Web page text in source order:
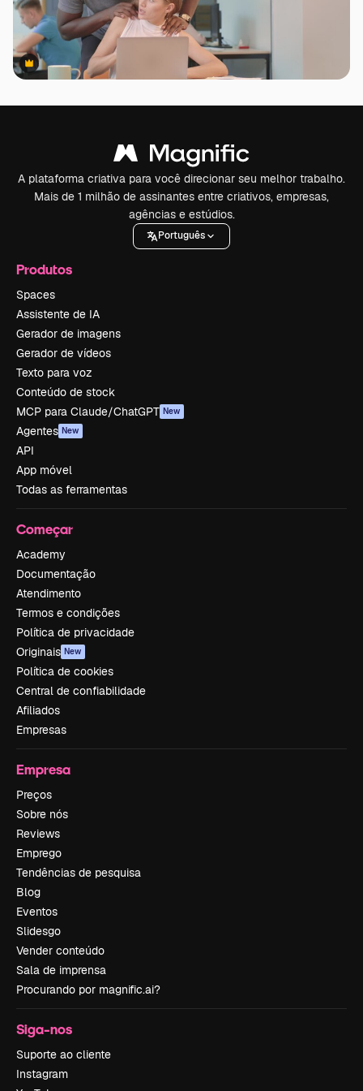
Premium
Premium
A plataforma criativa para você direcionar seu melhor trabalho.
Mais de 1 milhão de assinantes entre criativos, empresas,
agências e estúdios.
Português
Produtos
Spaces
Assistente de IA
Gerador de imagens
Gerador de vídeos
Texto para voz
Conteúdo de stock
MCP para Claude/ChatGPT New
Agentes New
API
App móvel
Todas as ferramentas
Começar
Academy
Documentação
Atendimento
Termos e condições
Política de privacidade
Originais New
Política de cookies
Central de confiabilidade
Afiliados
Empresas
Empresa
Preços
Sobre nós
Reviews
Emprego
Tendências de pesquisa
Blog
Eventos
Slidesgo
Vender conteúdo
Sala de imprensa
Procurando por magnific.ai?
Siga-nos
Suporte ao cliente
Instagram